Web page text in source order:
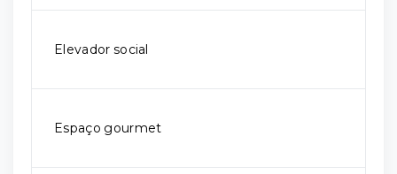
Elevador social
Espaço gourmet